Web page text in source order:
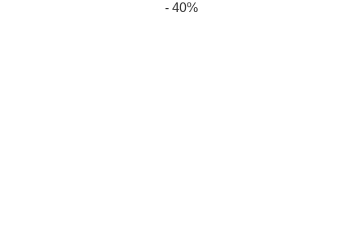
- 40%